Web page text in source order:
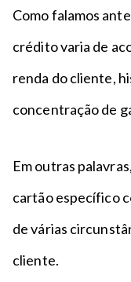
Como falamos
crédito varia de
renda do cliente,
concentração de
Em outras
cartão específico
de várias
cliente.